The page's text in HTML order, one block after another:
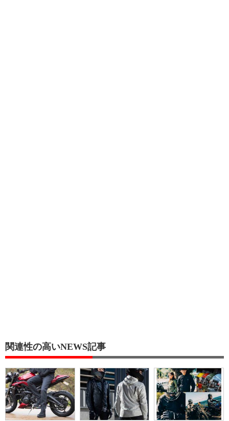
関連性の高いNEWS記事